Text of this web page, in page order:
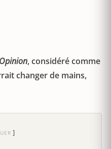
, considéré comme
changer de mains,